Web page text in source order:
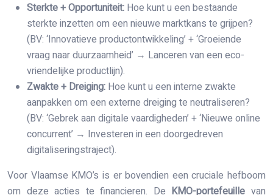
Sterkte + Opportuniteit: Hoe kunt u een bestaande
sterkte inzetten om een nieuwe marktkans te grijpen?
(BV: ‘Innovatieve productontwikkeling’ + ‘Groeiende
vraag naar duurzaamheid’ → Lanceren van een eco-
vriendelijke productlijn).
Zwakte + Dreiging: Hoe kunt u een interne zwakte
aanpakken om een externe dreiging te neutraliseren?
(BV: ‘Gebrek aan digitale vaardigheden’ + ‘Nieuwe online
concurrent’ → Investeren in een doorgedreven
digitaliseringstraject).
Voor Vlaamse KMO’s is er bovendien een cruciale hefboom
om deze acties te financieren. De KMO-portefeuille van